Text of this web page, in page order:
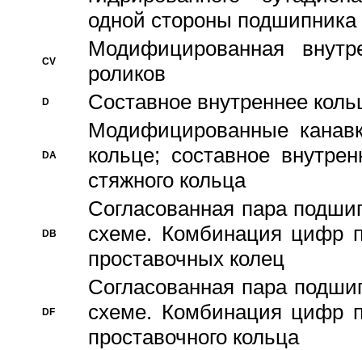
одной стороны подшипника
CV
Модифицированная
роликов
D Составное внутреннее
DA
Модифицированные
кольце; составное
стяжного кольца
DB
Согласованная пара
схеме. Комбинация цифр
проставочных колец
DF
Согласованная пара
схеме. Комбинация цифр
проставочного кольца